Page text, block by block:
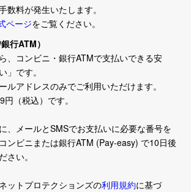
数料が発生いたします。
ページをご覧ください。
行ATM）
、コンビニ・銀行ATMで支払いできる安
」です。
ルアドレスのみでご利用いただけます。
（税込）です。
、メールとSMSでお支払いに必要な番号を
ンビニまたは銀行ATM (Pay-easy) で10日後
さい。
ットプロテクションズの利用規約に基づ